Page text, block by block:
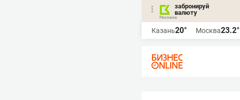
забронируй
валюту
Казань20° Москва23.2°